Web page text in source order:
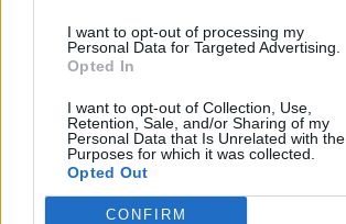
I want to opt-out of processing my
Personal Data for Targeted Advertising.
Opted In
I want to opt-out of Collection, Use,
Retention, Sale, and/or Sharing of my
Personal Data that Is Unrelated with the
Purposes for which it was collected.
Opted Out
CONFIRM